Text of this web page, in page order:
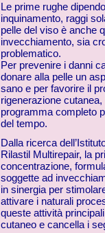
Le prime rughe
inquinamento, raggi
pelle del viso è anche
invecchiamento, sia
problematico.
Per prevenire i danni
donare alla pelle un
sano e per favorire il
rigenerazione
programma completo
del tempo.
Dalla ricerca
Rilastil Multirepair, la
concentrazione,
soggette ad
in sinergia per
attivare i naturali
queste attività
cutaneo e cancella i